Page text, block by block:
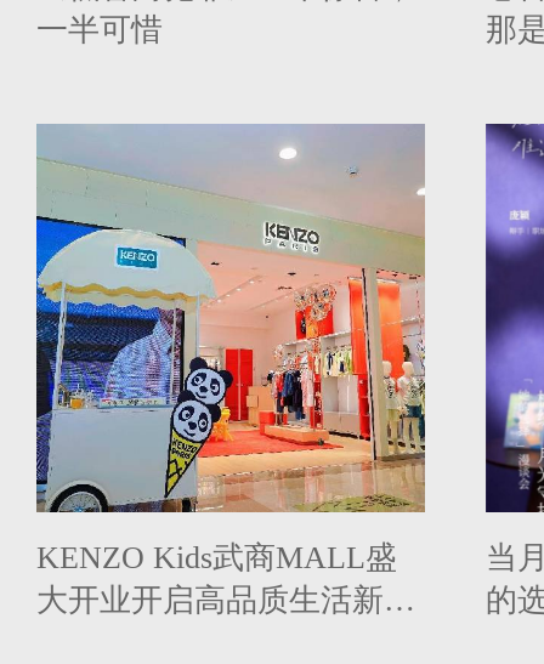
一半可惜
那
KENZO Kids武商MALL盛
大开业开启高品质生活新体
当
的